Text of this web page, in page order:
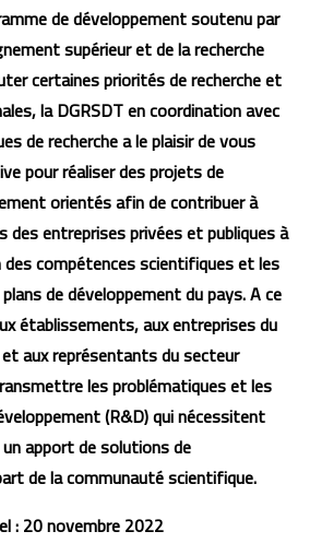
de développement soutenu par
supérieur et de la recherche
certaines priorités de recherche et
la DGRSDT en coordination avec
de recherche a le plaisir de vous
pour réaliser des projets de
orientés afin de contribuer à
des entreprises privées et publiques à
compétences scientifiques et les
de développement du pays. A ce
établissements, aux entreprises du
aux représentants du secteur
les problématiques et les
(R&D) qui nécessitent
apport de solutions de
de la communauté scientifique.
:20 novembre 2022